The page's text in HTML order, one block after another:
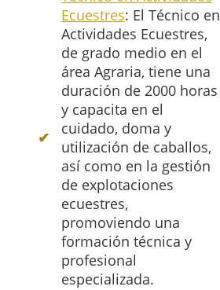
Ecuestres: El Técnico en
Actividades Ecuestres,
de grado medio en el
área Agraria, tiene una
duración de 2000 horas
y capacita en el
cuidado, doma y
utilización de caballos,
así como en la gestión
de explotaciones
ecuestres,
promoviendo una
formación técnica y
profesional
especializada.